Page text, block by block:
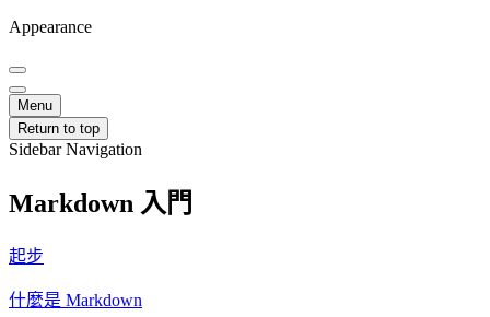
Appearance
Menu
Return to top
Sidebar Navigation
Markdown 入門
起步
什麼是 Markdown